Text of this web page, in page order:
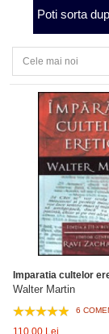
Poti sorta
Imparatia cultelor
Walter Martin
6
110,00 Lei